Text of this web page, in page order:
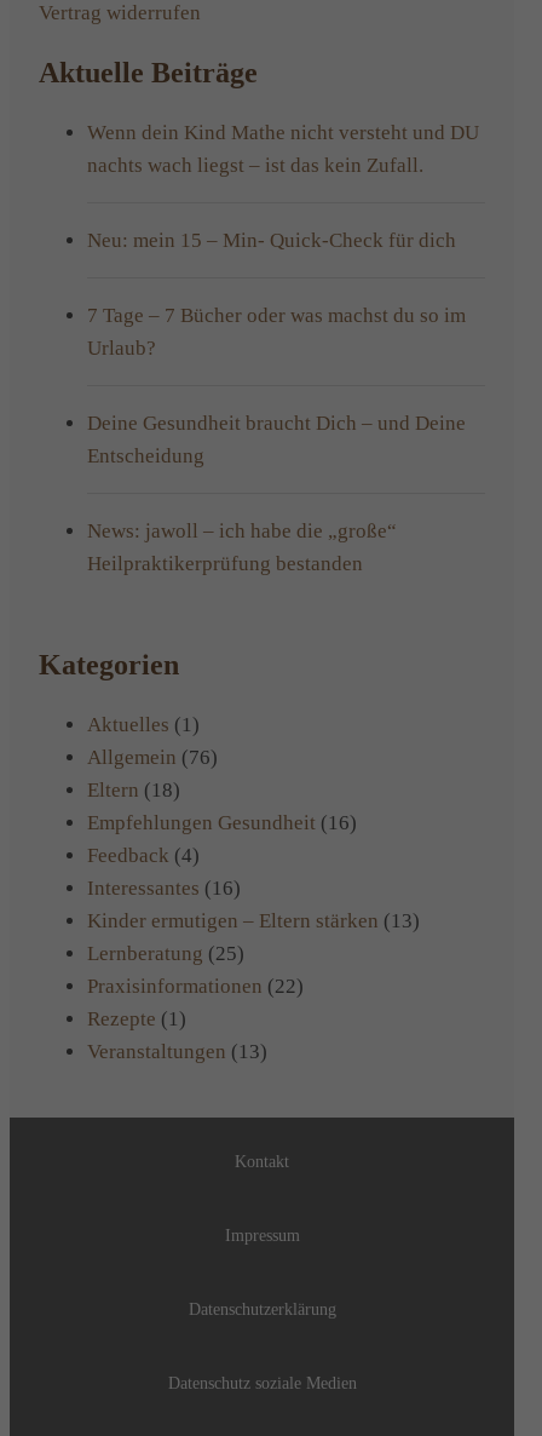
Vertrag widerrufen
Aktuelle Beiträge
Wenn dein Kind Mathe nicht versteht und DU
nachts wach liegst – ist das kein Zufall.
Neu: mein 15 – Min- Quick-Check für dich
7 Tage – 7 Bücher oder was machst du so im
Urlaub?
Deine Gesundheit braucht Dich – und Deine
Entscheidung
News: jawoll – ich habe die „große“
Heilpraktikerprüfung bestanden
Kategorien
Aktuelles (1)
Allgemein (76)
Eltern (18)
Empfehlungen Gesundheit (16)
Feedback (4)
Interessantes (16)
Kinder ermutigen – Eltern stärken (13)
Lernberatung (25)
Praxisinformationen (22)
Rezepte (1)
Veranstaltungen (13)
Kontakt
Impressum
Datenschutzerklärung
Datenschutz soziale Medien